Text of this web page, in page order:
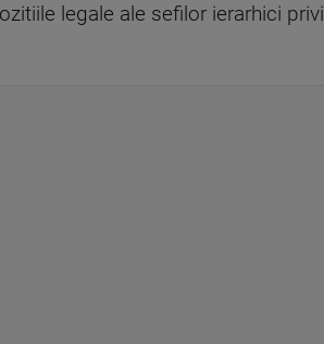
legale ale sefilor ierarhici